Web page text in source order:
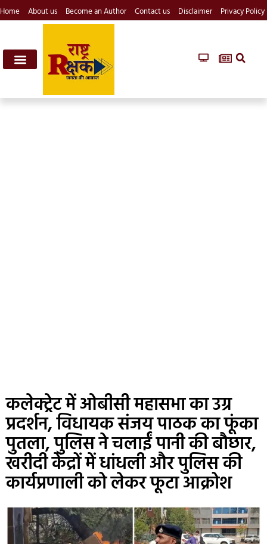
Home About us Become an Author Contact us Disclaimer Privacy Policy
कलेक्ट्रेट में ओबीसी महासभा का उग्र
प्रदर्शन, विधायक संजय पाठक का फूंका
पुतला, पुलिस ने चलाईं पानी की बौछार,
खरीदी केंद्रों में धांधली और पुलिस की
कार्यप्रणाली को लेकर फूटा आक्रोश